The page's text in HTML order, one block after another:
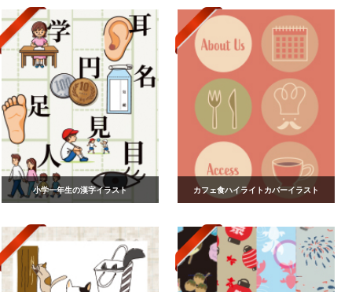
小学一年生の漢字イラスト カフェ食ハイライトカバーイラスト